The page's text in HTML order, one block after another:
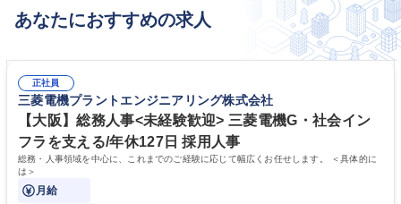
あなたにおすすめの求人
正社員
三菱電機プラントエンジニアリング株式会社
【大阪】総務人事<未経験歓迎> 三菱電機G・社会イン
フラを支える/年休127日 採用人事
総務・人事領域を中心に、これまでのご経験に応じて幅広くお任せします。 ＜具体的に
は＞
月給